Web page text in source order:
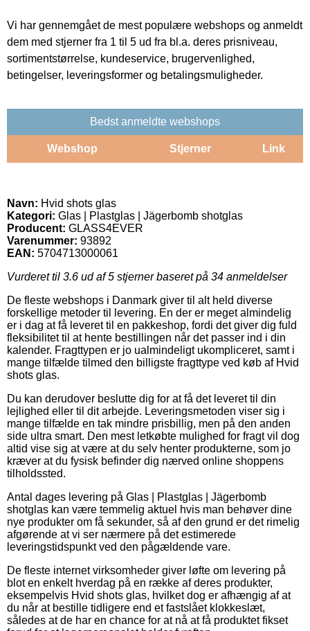
Vi har gennemgået de mest populære webshops og anmeldt
dem med stjerner fra 1 til 5 ud fra bl.a. deres prisniveau,
sortimentstørrelse, kundeservice, brugervenlighed,
betingelser, leveringsformer og betalingsmuligheder.
Bedst anmeldte webshops
Webshop Stjerner Link
Navn: Hvid shots glas
Kategori: Glas | Plastglas | Jägerbomb shotglas
Producent: GLASS4EVER
Varenummer: 93892
EAN: 5704713000061
Vurderet til 3.6 ud af 5 stjerner baseret på 34 anmeldelser
De fleste webshops i Danmark giver til alt held diverse
forskellige metoder til levering. En der er meget almindelig
er i dag at få leveret til en pakkeshop, fordi det giver dig fuld
fleksibilitet til at hente bestillingen når det passer ind i din
kalender. Fragttypen er jo ualmindeligt ukompliceret, samt i
mange tilfælde tilmed den billigste fragttype ved køb af Hvid
shots glas.
Du kan derudover beslutte dig for at få det leveret til din
lejlighed eller til dit arbejde. Leveringsmetoden viser sig i
mange tilfælde en tak mindre prisbillig, men på den anden
side ultra smart. Den mest letkøbte mulighed for fragt vil dog
altid vise sig at være at du selv henter produkterne, som jo
kræver at du fysisk befinder dig nærved online shoppens
tilholdssted.
Antal dages levering på Glas | Plastglas | Jägerbomb
shotglas kan være temmelig aktuel hvis man behøver dine
nye produkter om få sekunder, så af den grund er det rimelig
afgørende at vi ser nærmere på det estimerede
leveringstidspunkt ved den pågældende vare.
De fleste internet virksomheder giver løfte om levering på
blot en enkelt hverdag på en række af deres produkter,
eksempelvis Hvid shots glas, hvilket dog er afhængig af at
du når at bestille tidligere end et fastslået klokkeslæt,
således at de har en chance for at nå at få produktet fikset